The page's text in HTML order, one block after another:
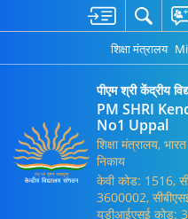
शिक्षा मंत्रालय
पीएम श्री केंद्रीय
PM SHRI
No1 Uppal
शिक्षा मंत्रालय,
निकाय
केवी कोड: 1516,
3600002,
यूडीआईएसई कोड: